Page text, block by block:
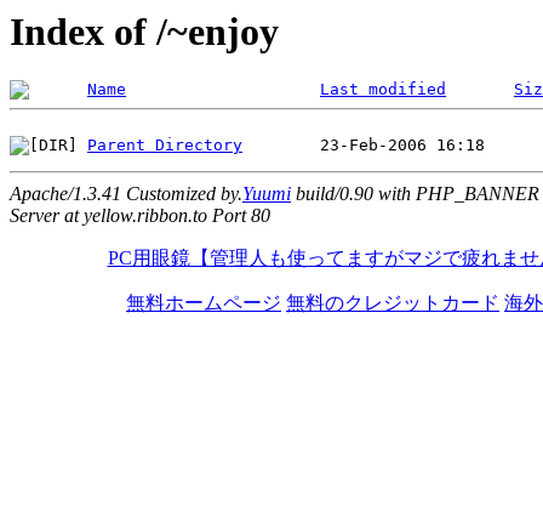
Index of /~enjoy
Name Last modified
Parent Directory
Apache/1.3.41 Customized by.Yuumi build/0.90 with PHP_BANNER
Server at yellow.ribbon.to Port 80
PC用眼鏡【管理人も使ってますがマジで疲れませ
無料ホームページ 無料のクレジットカード 海